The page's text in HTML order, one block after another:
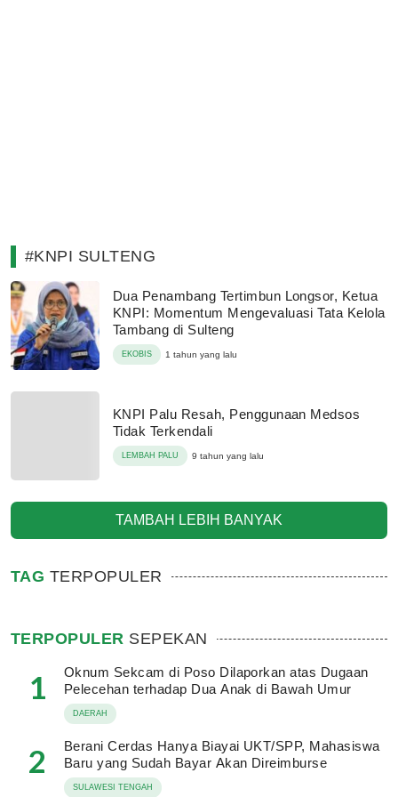
#KNPI SULTENG
Dua Penambang Tertimbun Longsor, Ketua
KNPI: Momentum Mengevaluasi Tata Kelola
Tambang di Sulteng
EKOBIS 1 tahun yang lalu
KNPI Palu Resah, Penggunaan Medsos
Tidak Terkendali
LEMBAH PALU 9 tahun yang lalu
TAMBAH LEBIH BANYAK
TAG TERPOPULER
TERPOPULER SEPEKAN
1
Oknum Sekcam di Poso Dilaporkan atas Dugaan
Pelecehan terhadap Dua Anak di Bawah Umur
DAERAH
2
Berani Cerdas Hanya Biayai UKT/SPP, Mahasiswa
Baru yang Sudah Bayar Akan Direimburse
SULAWESI TENGAH